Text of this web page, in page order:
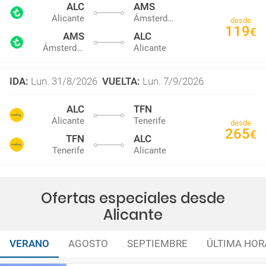
ALC
Alicante
AMS
Ámsterdam
AMS
Ámsterdam
ALC
Alicante
desde
119€
IDA: Lun. 31/8/2026 VUELTA: Lun. 7/9/2026
ALC
Alicante
TFN
Tenerife
TFN
Tenerife
ALC
Alicante
desde
265€
Ofertas especiales desde
Alicante
VERANO AGOSTO SEPTIEMBRE ÚLTIMA